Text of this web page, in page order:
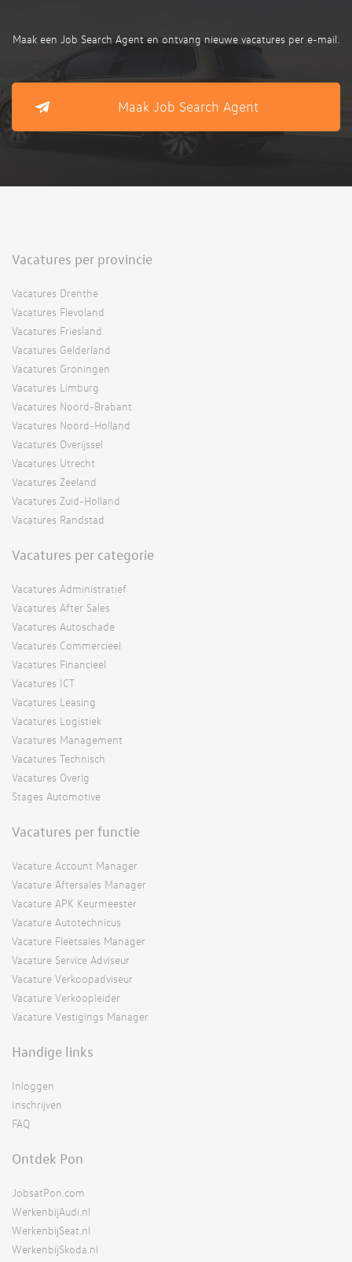
Maak een Job Search Agent en ontvang nieuwe vacatures per e-mail.
Maak Job Search Agent
Vacatures per provincie
Vacatures Drenthe
Vacatures Flevoland
Vacatures Friesland
Vacatures Gelderland
Vacatures Groningen
Vacatures Limburg
Vacatures Noord-Brabant
Vacatures Noord-Holland
Vacatures Overijssel
Vacatures Utrecht
Vacatures Zeeland
Vacatures Zuid-Holland
Vacatures Randstad
Vacatures per categorie
Vacatures Administratief
Vacatures After Sales
Vacatures Autoschade
Vacatures Commercieel
Vacatures Financieel
Vacatures ICT
Vacatures Leasing
Vacatures Logistiek
Vacatures Management
Vacatures Technisch
Vacatures Overig
Stages Automotive
Vacatures per functie
Vacature Account Manager
Vacature Aftersales Manager
Vacature APK Keurmeester
Vacature Autotechnicus
Vacature Fleetsales Manager
Vacature Service Adviseur
Vacature Verkoopadviseur
Vacature Verkoopleider
Vacature Vestigings Manager
Handige links
Inloggen
Inschrijven
FAQ
Ontdek Pon
JobsatPon.com
WerkenbijAudi.nl
WerkenbijSeat.nl
WerkenbijSkoda.nl